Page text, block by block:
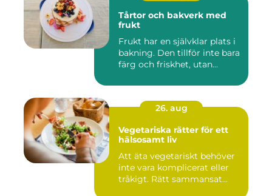
Tårtor och bakverk med
frukt
Frukt har en självklar plats i
bakning. Den tillför inte bara
färg och friskhet, utan...
26. aug
Vegetariska rätter för ett
hälsosamt liv
Att äta vegetariskt behöver
inte vara komplicerat eller
tråkigt. Rätt sammansat...